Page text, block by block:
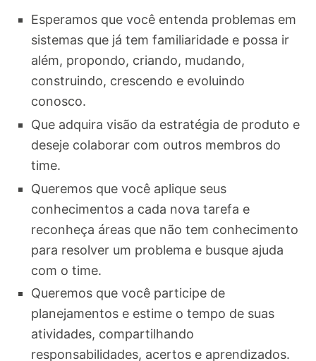
Esperamos que você entenda problemas em
sistemas que já tem familiaridade e possa ir
além, propondo, criando, mudando,
construindo, crescendo e evoluindo
conosco.
Que adquira visão da estratégia de produto e
deseje colaborar com outros membros do
time.
Queremos que você aplique seus
conhecimentos a cada nova tarefa e
reconheça áreas que não tem conhecimento
para resolver um problema e busque ajuda
com o time.
Queremos que você participe de
planejamentos e estime o tempo de suas
atividades, compartilhando
responsabilidades, acertos e aprendizados.